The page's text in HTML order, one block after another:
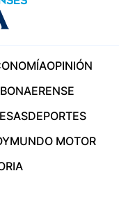
OPINIÓN
DEPORTES
MUNDO MOTOR